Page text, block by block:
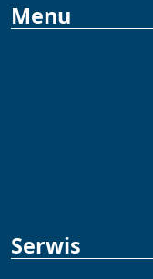
Menu
Serwis